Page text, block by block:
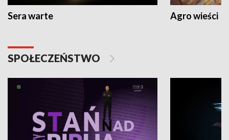
Sera warte Agro wieści
SPOŁECZEŃSTWO